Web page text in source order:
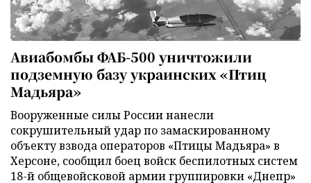
Авиабомбы ФАБ-500 уничтожили
подземную базу украинских «Птиц
Мадьяра»
Вооруженные силы России нанесли
сокрушительный удар по замаскированному
объекту взвода операторов «Птицы Мадьяра» в
Херсоне, сообщил боец войск беспилотных систем
18-й общевойсковой армии группировки «Днепр»